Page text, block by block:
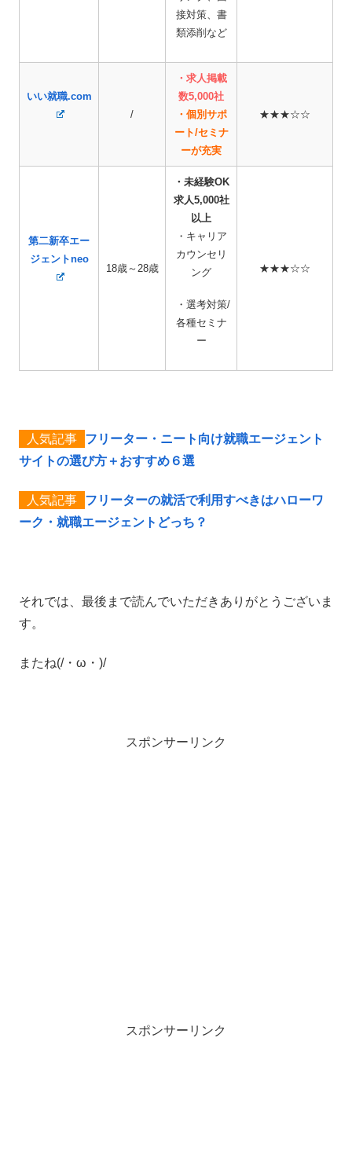
接対策、書
類添削など
いい就職.com
/
・求人掲載
数5,000社
・個別サポ
ート/セミナ
ーが充実
★★★☆☆
第二新卒エー
ジェントneo
18歳～28歳
・未経験OK
求人5,000社
以上
・キャリア
カウンセリ
ング
・選考対策/
各種セミナ
ー
★★★☆☆
フリーター・ニート向け就職エージェント
サイトの選び方＋おすすめ６選
フリーターの就活で利用すべきはハローワ
ーク・就職エージェントどっち？
それでは、最後まで読んでいただきありがとうございま
す。
またね(/・ω・)/
スポンサーリンク
スポンサーリンク